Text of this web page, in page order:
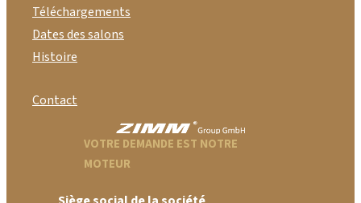
Téléchargements
Dates des salons
Histoire
Contact
VOTRE DEMANDE EST NOTRE
MOTEUR